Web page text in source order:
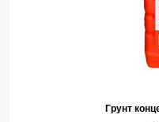
Грунт